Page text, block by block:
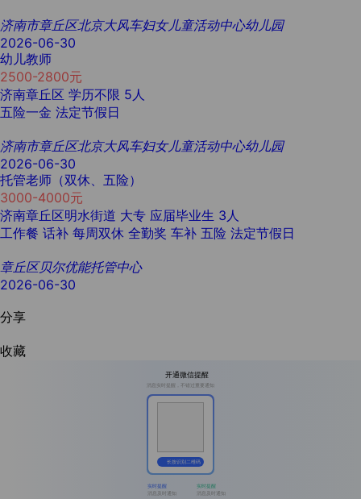
济南市章丘区北京大风车妇女儿童活动中心幼儿园
2026-06-30
幼儿教师
2500-2800元
济南章丘区 学历不限 5人
五险一金 法定节假日
济南市章丘区北京大风车妇女儿童活动中心幼儿园
2026-06-30
托管老师（双休、五险）
3000-4000元
济南章丘区明水街道 大专 应届毕业生 3人
工作餐 话补 每周双休 全勤奖 车补 五险 法定节假日
章丘区贝尔优能托管中心
2026-06-30
分享
收藏
开通微信提醒
消息实时提醒，不错过重要通知
长按识别二维码
实时提醒
消息及时通知
实时提醒
消息及时通知